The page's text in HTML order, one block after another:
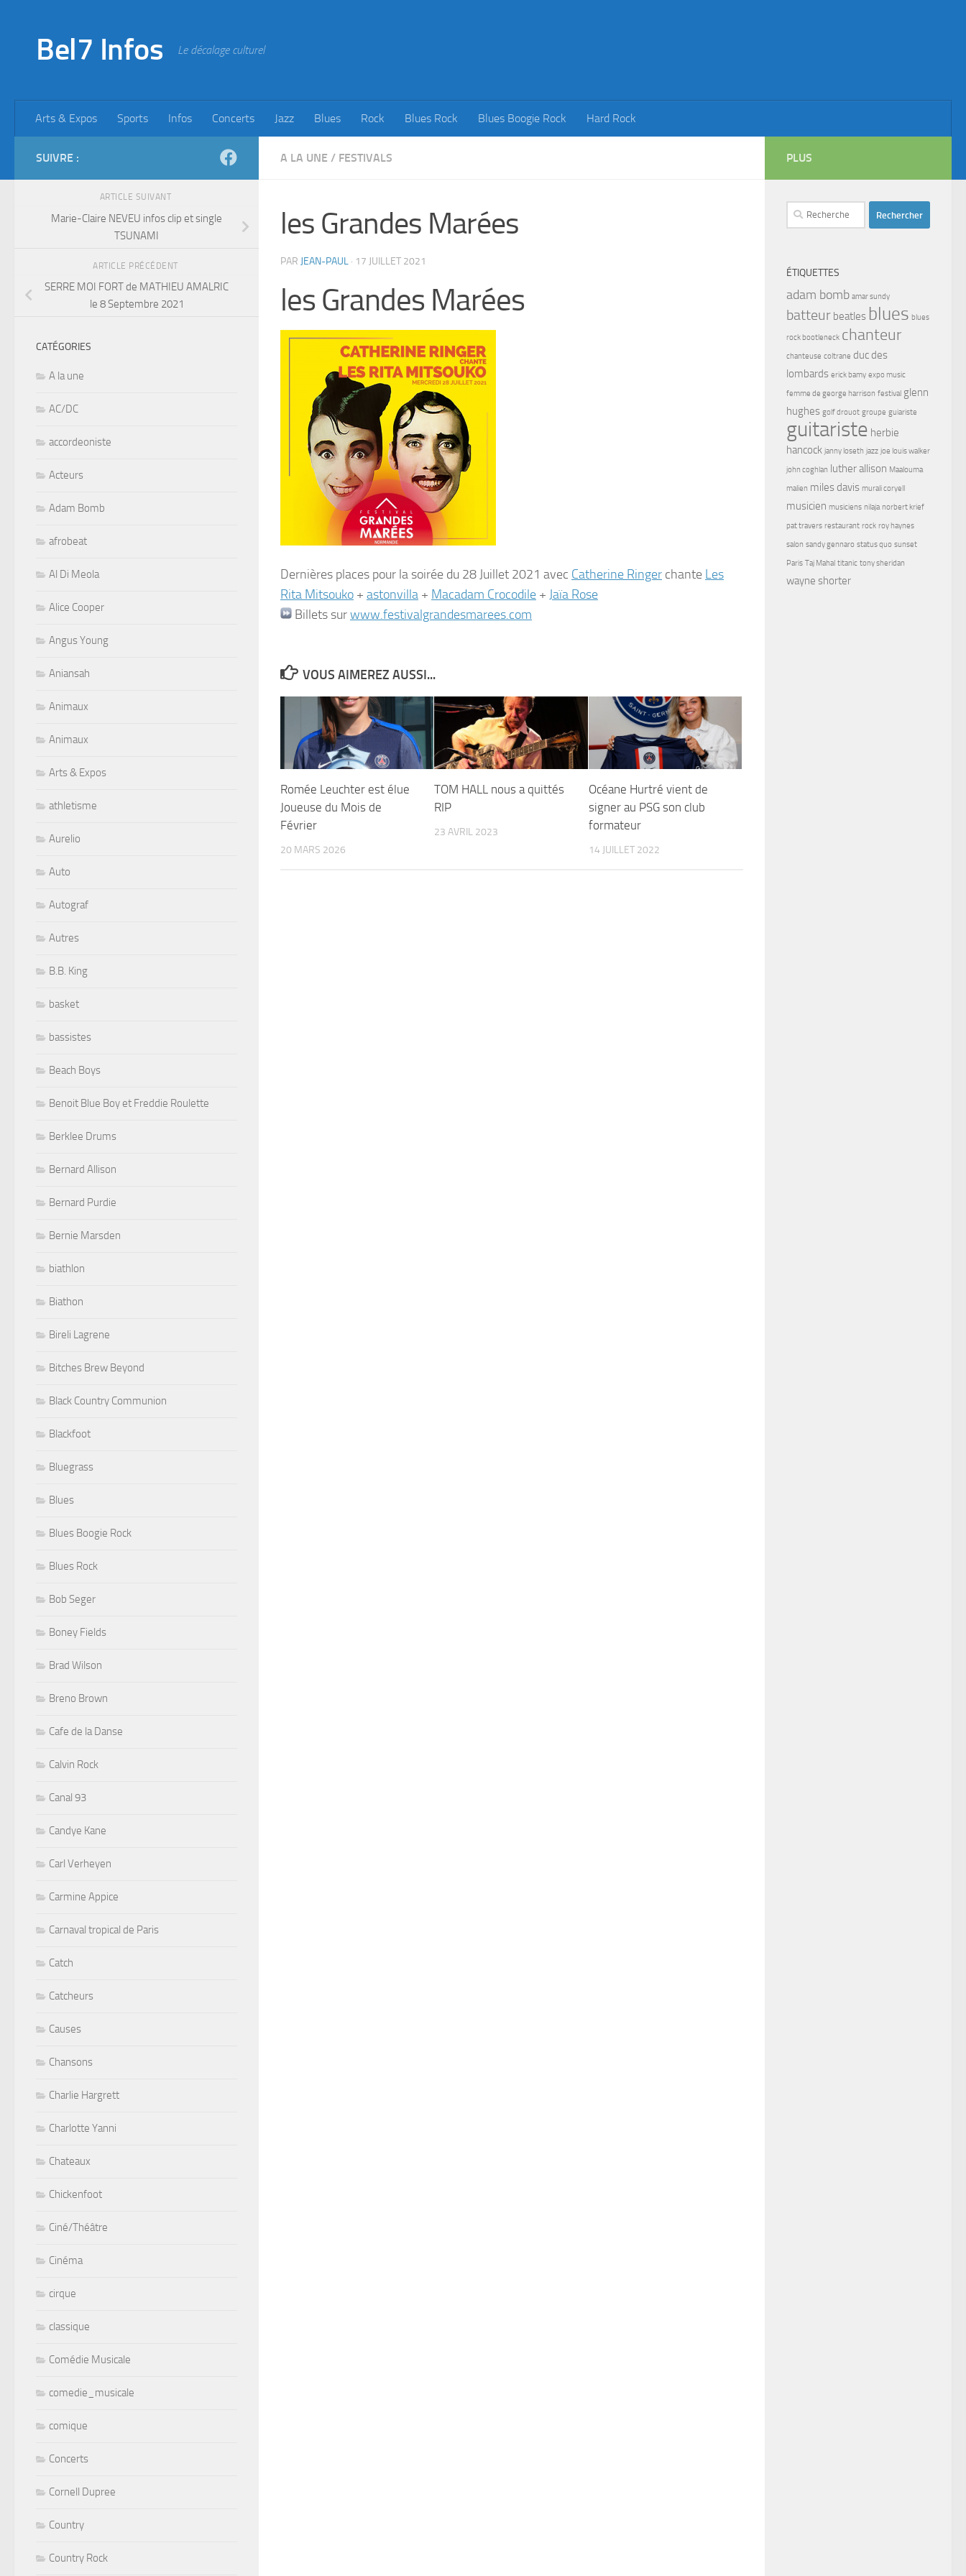
Bel7 Infos Le décalage culturel
Arts & Expos Sports Infos Concerts Jazz Blues Rock Blues Rock Blues Boogie Rock Hard Rock
A LA UNE / FESTIVALS
les Grandes Marées
PAR JEAN-PAUL · 17 JUILLET 2021
les Grandes Marées
Dernières places pour la soirée du 28 Juillet 2021 avec Catherine Ringer chante Les
Rita Mitsouko + astonvilla + Macadam Crocodile + Jaïa Rose
Billets surwww.festivalgrandesmarees.com
VOUS AIMEREZ AUSSI...
Romée Leuchter est élue
Joueuse du Mois de
Février
20 MARS 2026
TOM HALL nous a quittés
RIP
23 AVRIL 2023
Océane Hurtré vient de
signer au PSG son club
formateur
14 JUILLET 2022
SUIVRE :
ARTICLE SUIVANT
Marie-Claire NEVEU infos clip et single
TSUNAMI
ARTICLE PRÉCÉDENT
SERRE MOI FORT de MATHIEU AMALRIC
le 8 Septembre 2021
CATÉGORIES
A la une
AC/DC
accordeoniste
Acteurs
Adam Bomb
afrobeat
Al Di Meola
Alice Cooper
Angus Young
Aniansah
Animaux
Animaux
Arts & Expos
athletisme
Aurelio
Auto
Autograf
Autres
B.B. King
basket
bassistes
Beach Boys
Benoit Blue Boy et Freddie Roulette
Berklee Drums
Bernard Allison
Bernard Purdie
Bernie Marsden
biathlon
Biathon
Bireli Lagrene
Bitches Brew Beyond
Black Country Communion
Blackfoot
Bluegrass
Blues
Blues Boogie Rock
Blues Rock
Bob Seger
Boney Fields
Brad Wilson
Breno Brown
Cafe de la Danse
Calvin Rock
Canal 93
Candye Kane
Carl Verheyen
Carmine Appice
Carnaval tropical de Paris
Catch
Catcheurs
Causes
Chansons
Charlie Hargrett
Charlotte Yanni
Chateaux
Chickenfoot
Ciné/Théâtre
Cinéma
cirque
classique
Comédie Musicale
comedie_musicale
comique
Concerts
Cornell Dupree
Country
Country Rock
PLUS
Rechercher :
ÉTIQUETTES
adam bomb amar sundy
batteur beatles blues blues
rock bootleneck chanteur
chanteuse coltrane duc des
lombards erick bamy expo music
femme de george harrison festival glenn
hughes golf drouot groupe guiariste
guitariste herbie
hancock janny loseth jazz joe louis walker
john coghlan luther allison Maalouma
malien miles davis murali coryell
musicien musiciens nilaja norbert krief
pat travers restaurant rock roy haynes
salon sandy gennaro status quo sunset
Paris Taj Mahal titanic tony sheridan
wayne shorter